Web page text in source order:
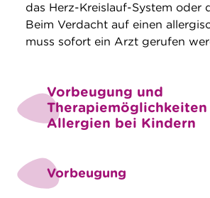
das Herz-Kreislauf-System oder
Beim Verdacht auf einen
muss sofort ein Arzt gerufen
Vorbeugung und
Therapiemöglichkeiten
Allergien bei Kindern
Vorbeugung